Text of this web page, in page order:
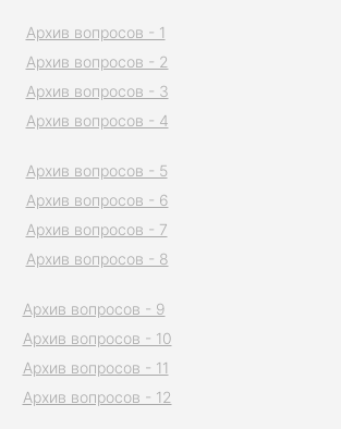
Архив вопросов - 1
Архив вопросов - 2
Архив вопросов - 3
Архив вопросов - 4
Архив вопросов - 5
Архив вопросов - 6
Архив вопросов - 7
Архив вопросов - 8
Архив вопросов - 9
Архив вопросов - 10
Архив вопросов - 11
Архив вопросов - 12